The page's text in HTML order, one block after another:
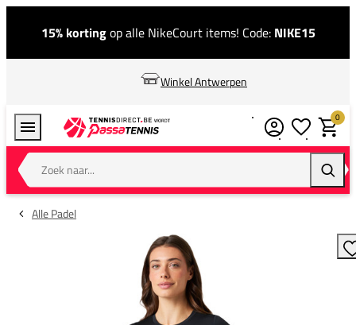
15% kortingop alle NikeCourt items! Code: NIKE15
Winkel Antwerpen
Zoek naar...
0
Alle Padel